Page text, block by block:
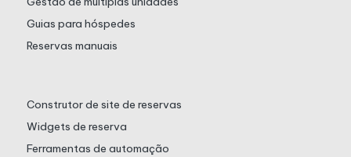
Guias para hóspedes
Reservas manuais
Construtor de site de reservas
Widgets de reserva
Ferramentas de automação